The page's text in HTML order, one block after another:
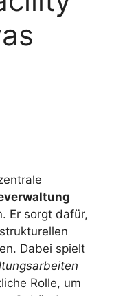
Er sorgt dafür,
Dabei spielt
Rolle, um